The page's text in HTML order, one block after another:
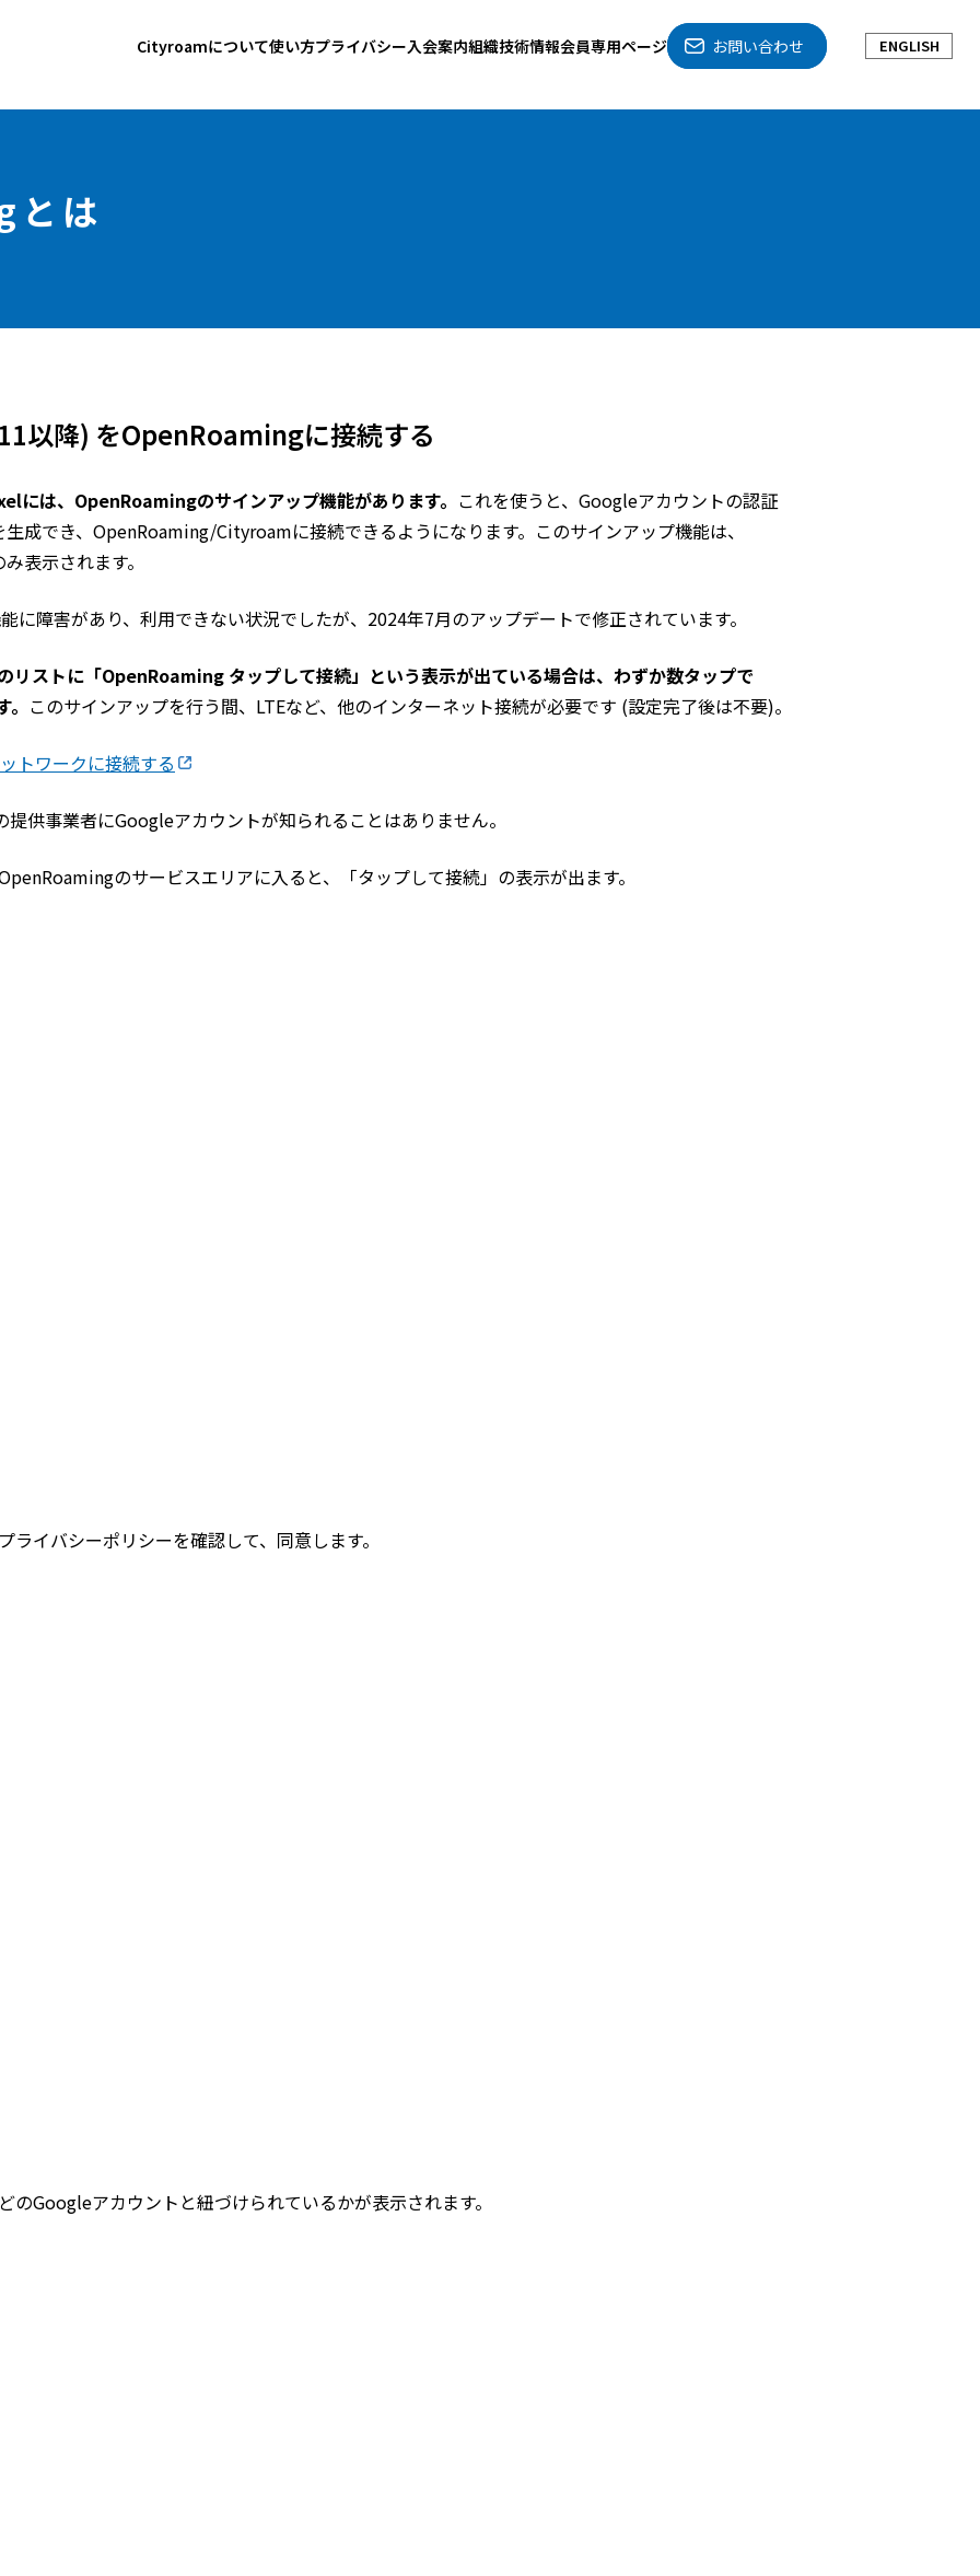
Cityroamについて使い方プライバシー入会案内組織技術情報会員専用ページ お問い合わせ ENGLISH
は
以降) をOpenRoamingに接続する
は、OpenRoamingのサインアップ機能があります。 これを使うと、Googleアカウントの認証
成でき、OpenRoaming/Cityroamに接続できるようになります。このサインアップ機能は、
表示されます。
障害があり、利用できない状況でしたが、2024年7月のアップデートで修正されています。
リストに「OpenRoaming タップして接続」という表示が出ている場合は、わずか数タップで
このサインアップを行う間、LTEなど、他のインターネット接続が必要です (設定完了後は不要)。
トワークに接続する
供事業者にGoogleアカウントが知られることはありません。
のサービスエリアに入ると、「タップして接続」の表示が出ます。
ライバシーポリシーを確認して、同意します。
のGoogleアカウントと紐づけられているかが表示されます。